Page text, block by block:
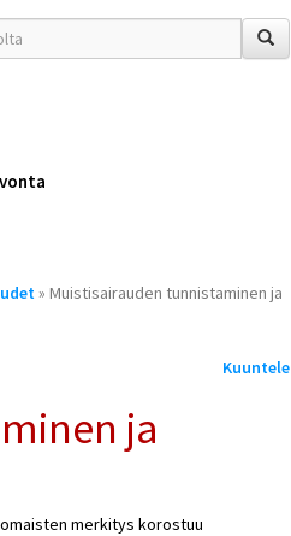
» Muistisairauden tunnistaminen ja
Kuuntele
ja
merkitys korostuu